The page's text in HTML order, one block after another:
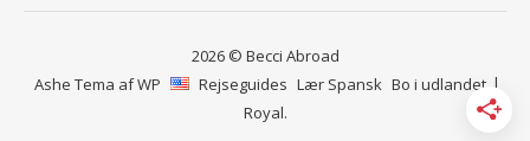
2026 © Becci Abroad
Rejseguides Lær Spansk Bo i udlandet
Ashe Tema afWP
Royal.